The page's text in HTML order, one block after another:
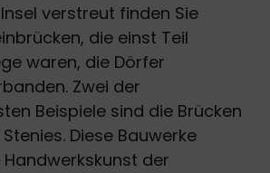
verstreut finden Sie
die einst Teil
waren, die Dörfer
Zwei der
Beispiele sind die Brücken
Diese Bauwerke
der